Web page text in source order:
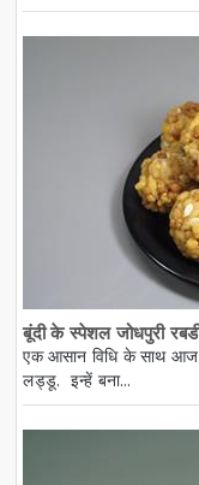
बूंदी के स्पेशल जोधपुरी
एक आसान विधि के साथ आज
लड्डू. इन्हें बना...